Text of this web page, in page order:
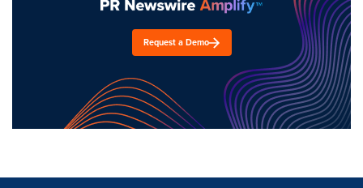
Request a Demo